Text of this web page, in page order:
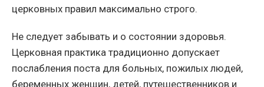
церковных правил максимально строго.
Не следует забывать и о состоянии здоровья.
Церковная практика традиционно допускает
послабления поста для больных, пожилых людей,
беременных женщин, детей, путешественников и